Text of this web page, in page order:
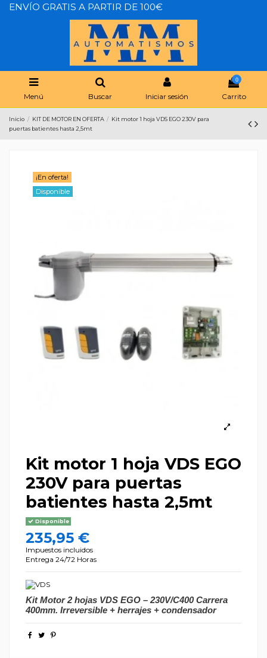
ENVÍO GRATIS A PARTIR DE 100€
Menú Buscar Iniciar sesión
0
Carrito
Inicio KIT DE MOTOR EN OFERTA
Kit motor 1 hoja VDS EGO 230V para
puertas batientes hasta 2,5mt
¡En oferta!
Disponible
Kit motor 1 hoja VDS EGO
230V para puertas
batientes hasta 2,5mt
Disponible
235,95 €
Impuestos incluidos
Entrega 24/72 Horas
Kit Motor 2 hojas VDS EGO – 230V/C400 Carrera
400mm. Irreversible + herrajes + condensador